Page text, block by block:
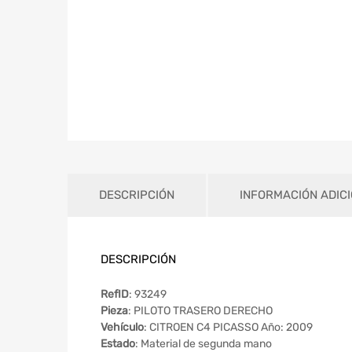
DESCRIPCIÓN INFORMACIÓN
DESCRIPCIÓN
RefID: 93249
Pieza: PILOTO TRASERO DERECHO
Vehículo: CITROEN C4 PICASSO Año: 2009
Estado: Material de segunda mano